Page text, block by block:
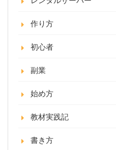
作り方
初心者
副業
始め方
教材実践記
書き方